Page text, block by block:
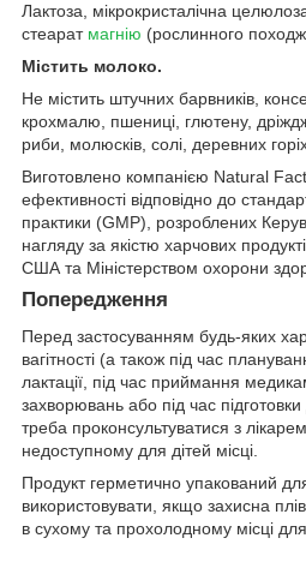
Лактоза, мікрокристалічна
стеарат магнію (рослинного
Містить молоко.
Не містить штучних барвників,
крохмалю, пшениці, глютену,
риби, молюсків, солі, деревних
Виготовлено компанією Natural
ефективності відповідно до
практики (GMP), розроблених
нагляду за якістю харчових
США та Міністерством охорони
Попередження
Перед застосуванням будь-яких
вагітності (а також під час
лактації, під час приймання
захворювань або під час підготовки
треба проконсультуватися з
недоступному для дітей місці.
Продукт герметично упакований
використовувати, якщо захисна
в сухому та прохолодному місці